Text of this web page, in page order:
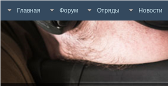
Главная Форум Отряды Новости